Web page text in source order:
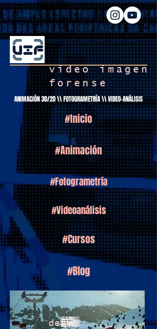
video imagen
forense
ANIMACIÓN 3D/2D \\ FOTOGRAMETRÍA \\ VIDEO-ANÁLISIS
#Inicio
#Animación
#Fotogrametría
#Videoanálisis
#Cursos
#Blog
desde